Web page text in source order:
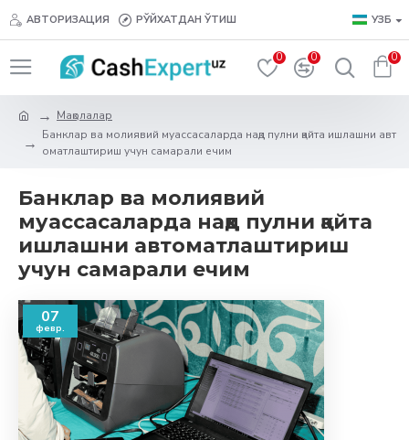
АВТОРИЗАЦИЯ РЎЙХАТДАН ЎТИШ УЗБ
0 0 0
Мақолалар
Банклар ва молиявий муассасаларда нақд пулни қайта ишлашни авт
оматлаштириш учун самарали ечим
Банклар ва молиявий
муассасаларда нақд пулни қайта
ишлашни автоматлаштириш
учун самарали ечим
07
февр.